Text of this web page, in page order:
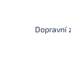
Dopravní